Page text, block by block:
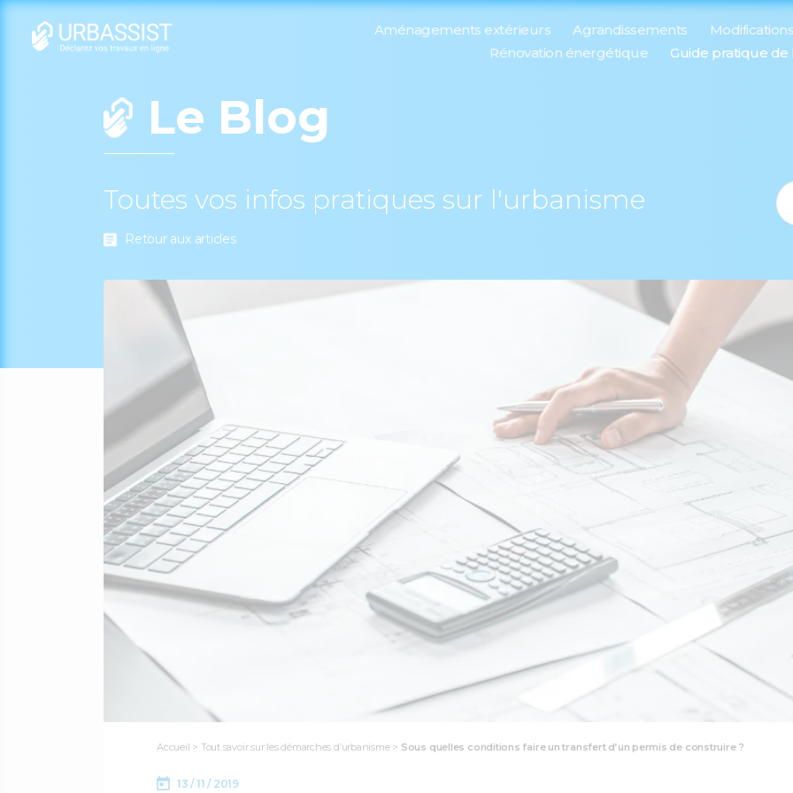
Aménagements extérieurs Agrandissements
Rénovation énergétique
Guide pratique de
Le Blog
Toutes vos infos pratiques sur l'urbanisme
Retour aux articles
Accueil > Tout savoir sur les démarches d’urbanisme> Sous quelles conditions faire un transfert d’un permis de construire ?
13 / 11 / 2019